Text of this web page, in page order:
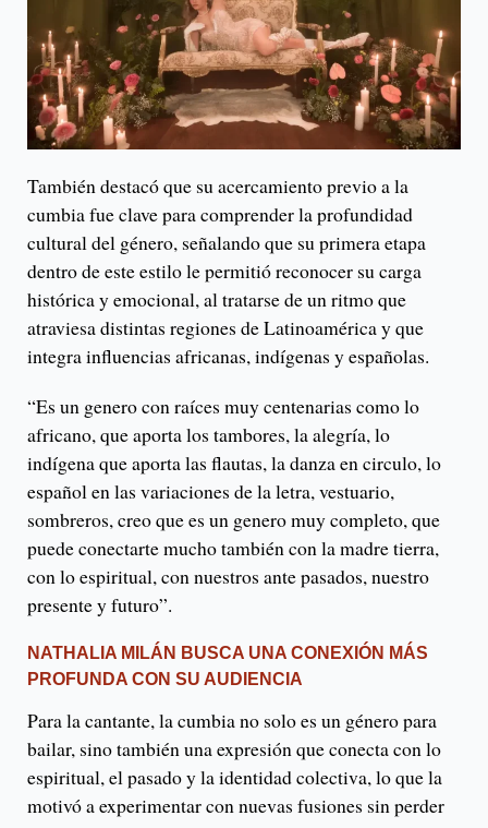
También destacó que su acercamiento previo a la
cumbia fue clave para comprender la profundidad
cultural del género, señalando que su primera etapa
dentro de este estilo le permitió reconocer su carga
histórica y emocional, al tratarse de un ritmo que
atraviesa distintas regiones de Latinoamérica y que
integra influencias africanas, indígenas y españolas.
“Es un genero con raíces muy centenarias como lo
africano, que aporta los tambores, la alegría, lo
indígena que aporta las flautas, la danza en circulo, lo
español en las variaciones de la letra, vestuario,
sombreros, creo que es un genero muy completo, que
puede conectarte mucho también con la madre tierra,
con lo espiritual, con nuestros ante pasados, nuestro
presente y futuro”.
NATHALIA MILÁN BUSCA UNA CONEXIÓN MÁS
PROFUNDA CON SU AUDIENCIA
Para la cantante, la cumbia no solo es un género para
bailar, sino también una expresión que conecta con lo
espiritual, el pasado y la identidad colectiva, lo que la
motivó a experimentar con nuevas fusiones sin perder